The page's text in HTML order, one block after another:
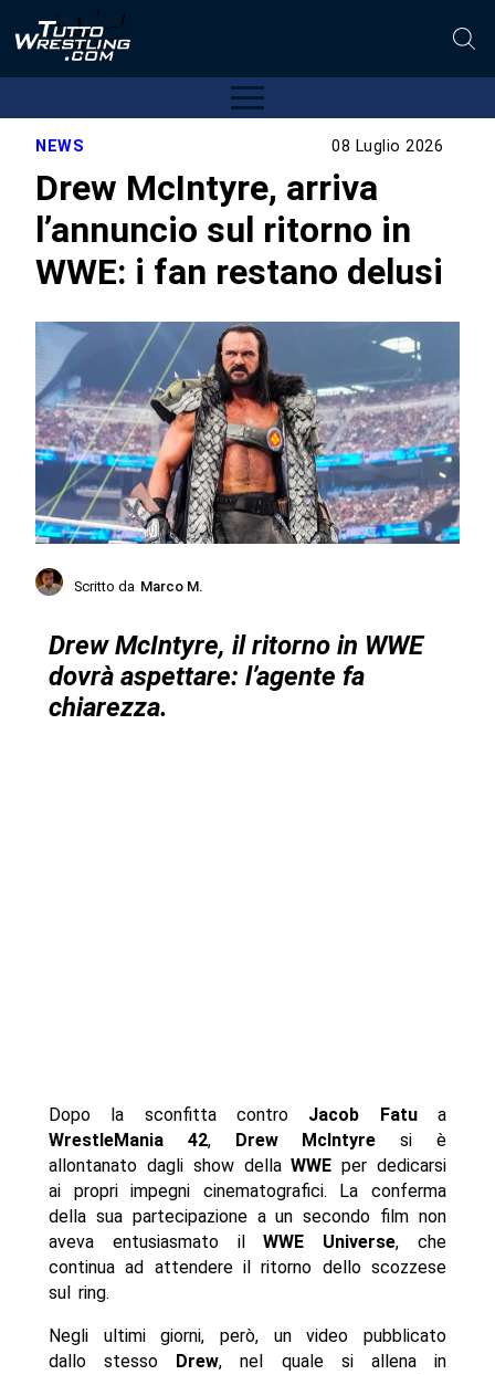
NEWS 08 Luglio 2026
Drew McIntyre, arriva
l’annuncio sul ritorno in
WWE: i fan restano delusi
Scritto da Marco M.
Drew McIntyre, il ritorno in WWE
dovrà aspettare: l’agente fa
chiarezza.
Dopo la sconfitta contro Jacob Fatua
WrestleMania 42, Drew McIntyre si è
allontanato dagli show dellaWWE per dedicarsi
ai propri impegni cinematografici. La conferma
della sua partecipazione a un secondo film non
aveva entusiasmato ilWWE Universe, che
continua ad attendere il ritorno dello scozzese
sul ring.
Negli ultimi giorni, però, un video pubblicato
dallo stesso
Drew, nel quale si allena in